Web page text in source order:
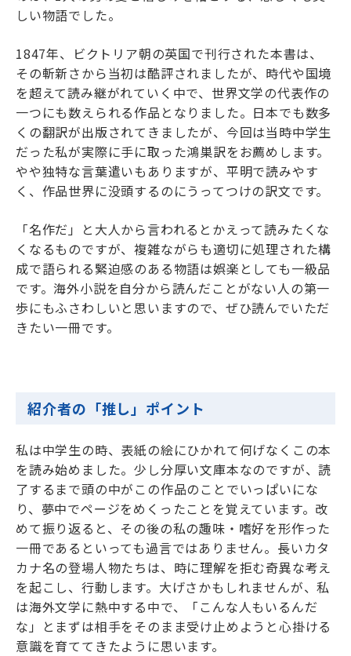
しい物語でした。
1847年、ビクトリア朝の英国で刊行された本書は、
その斬新さから当初は酷評されましたが、時代や国境
を超えて読み継がれていく中で、世界文学の代表作の
一つにも数えられる作品となりました。日本でも数多
くの翻訳が出版されてきましたが、今回は当時中学生
だった私が実際に手に取った鴻巣訳をお薦めします。
やや独特な言葉遣いもありますが、平明で読みやす
く、作品世界に没頭するのにうってつけの訳文です。
「名作だ」と大人から言われるとかえって読みたくな
くなるものですが、複雑ながらも適切に処理された構
成で語られる緊迫感のある物語は娯楽としても一級品
です。海外小説を自分から読んだことがない人の第一
歩にもふさわしいと思いますので、ぜひ読んでいただ
きたい一冊です。
紹介者の「推し」ポイント
私は中学生の時、表紙の絵にひかれて何げなくこの本
を読み始めました。少し分厚い文庫本なのですが、読
了するまで頭の中がこの作品のことでいっぱいにな
り、夢中でページをめくったことを覚えています。改
めて振り返ると、その後の私の趣味・嗜好を形作った
一冊であるといっても過言ではありません。長いカタ
カナ名の登場人物たちは、時に理解を拒む奇異な考え
を起こし、行動します。大げさかもしれませんが、私
は海外文学に熱中する中で、「こんな人もいるんだ
な」とまずは相手をそのまま受け止めようと心掛ける
意識を育ててきたように思います。